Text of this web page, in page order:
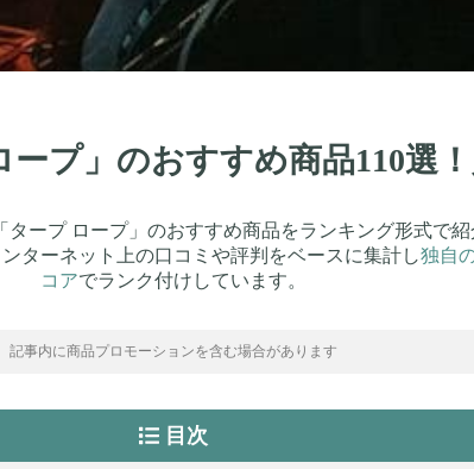
ープ」のおすすめ商品110選
タープ ロープ」のおすすめ商品をランキング形式で紹
ターネット上の口コミや評判をベースに集計し独自
コアでランク付けしています。
記事内に商品プロモーションを含む場合があります
目次